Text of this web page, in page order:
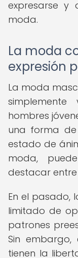
expresarse
moda.
La moda
expresión
La moda
simplemente
hombres
una forma de
estado de
moda,
destacar
En el pasado,
limitado de
patrones
Sin
tienen la